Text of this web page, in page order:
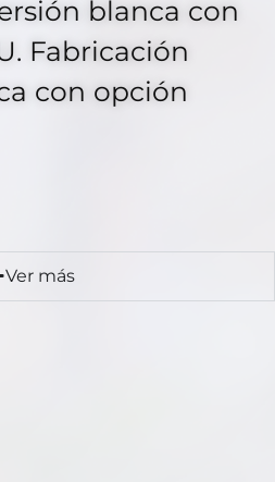
blanca con
Fabricación
con opción
Ver más